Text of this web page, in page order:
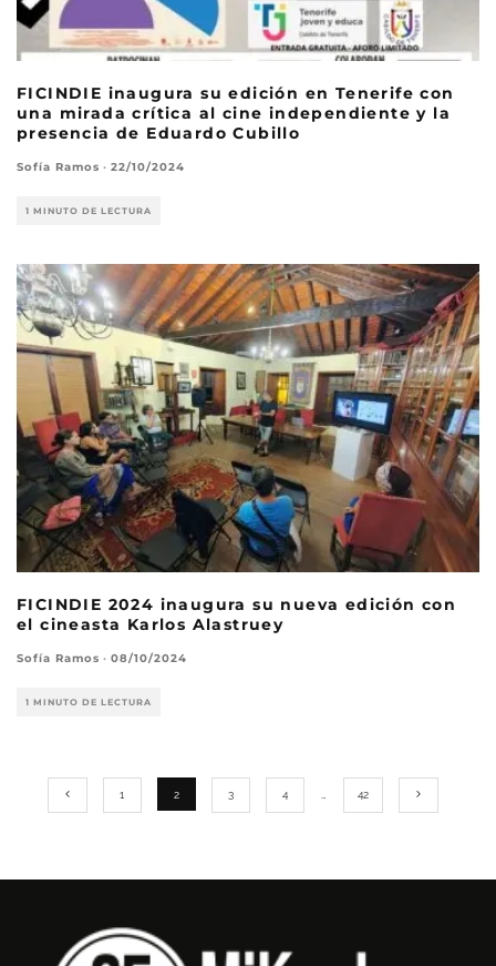
FICINDIE inaugura su edición en Tenerife con
una mirada crítica al cine independiente y la
presencia de Eduardo Cubillo
Sofía Ramos · 22/10/2024
1 MINUTO DE LECTURA
FICINDIE 2024 inaugura su nueva edición con
el cineasta Karlos Alastruey
Sofía Ramos · 08/10/2024
1 MINUTO DE LECTURA
1 2 3 4 … 42